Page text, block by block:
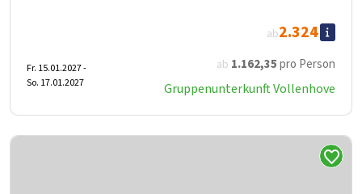
ab 1.162,35pro Person
ab2.324
Fr. 15.01.2027 -
So. 17.01.2027
Gruppenunterkunft Vollenhove